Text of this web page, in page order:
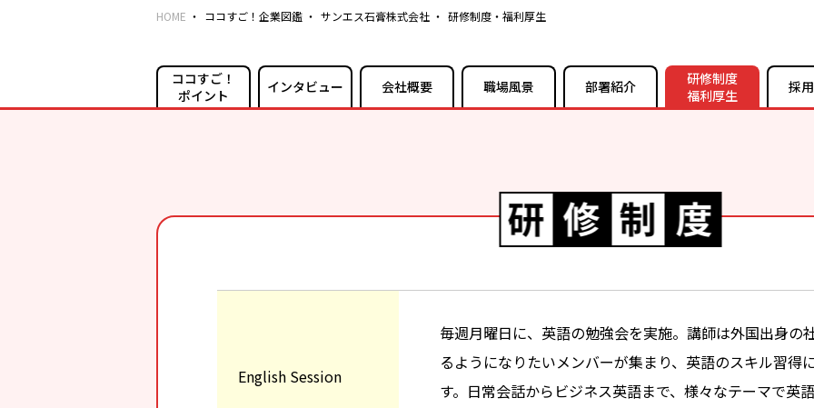
HOME ココすご！企業図鑑 サンエス石膏株式会社 研修制度・福利厚生
ココすご！
ポイント
インタビュー 会社概要 職場風景 部署紹介
研修制度
福利厚生
採
English Session
毎週月曜日に、英語の勉強会を実施。講師は外国出身の
るようになりたいメンバーが集まり、英語のスキル習得
す。日常会話からビジネス英語まで、様々なテーマで英